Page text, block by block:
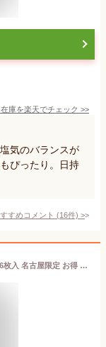
庫を楽天でチェック >>
気のバランスが
ぴったり。日持
すめコメント (16件) >
不二家 カントリーマアム 小倉トースト風味 16枚入 名古屋限定 お得 まとめ買い 和菓子 チョコチップクッキー FUJIYA フジヤ